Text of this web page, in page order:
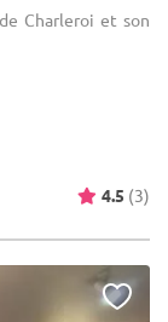
Charleroi et son
4.5 (3)